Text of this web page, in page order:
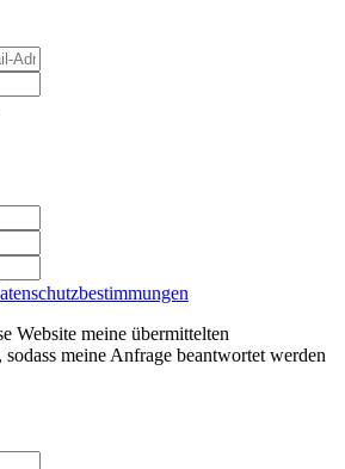
Website meine übermittelten
meine Anfrage beantwortet werden